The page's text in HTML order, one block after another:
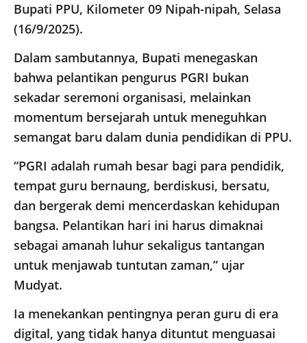
Bupati PPU, Kilometer 09 Nipah-nipah, Selasa
(16/9/2025).
Dalam sambutannya, Bupati menegaskan
bahwa pelantikan pengurus PGRI bukan
sekadar seremoni organisasi, melainkan
momentum bersejarah untuk meneguhkan
semangat baru dalam dunia pendidikan di PPU.
“PGRI adalah rumah besar bagi para pendidik,
tempat guru bernaung, berdiskusi, bersatu,
dan bergerak demi mencerdaskan kehidupan
bangsa. Pelantikan hari ini harus dimaknai
sebagai amanah luhur sekaligus tantangan
untuk menjawab tuntutan zaman,” ujar
Mudyat.
Ia menekankan pentingnya peran guru di era
digital, yang tidak hanya dituntut menguasai